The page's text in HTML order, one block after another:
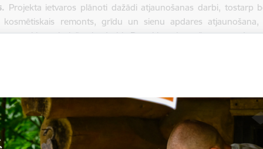
Projekta ietvaros plānoti dažādi atjaunošanas darbi, tostarp
kosmētiskais remonts, grīdu un sienu apdares
un citi nepieciešamie darbi. Dzīvokļu atjaunošana